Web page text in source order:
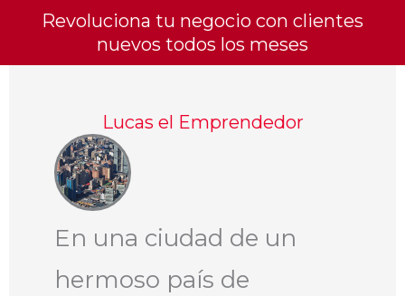
Revoluciona tu negocio con clientes
nuevos todos los meses
Lucas el Emprendedor
En una ciudad de un
hermoso país de